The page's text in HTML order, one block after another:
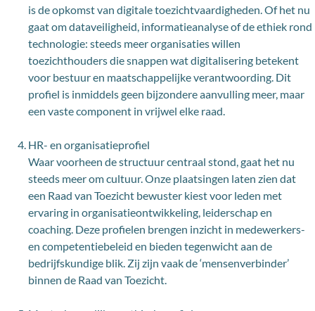
is de opkomst van digitale toezichtvaardigheden. Of het nu
gaat om dataveiligheid, informatieanalyse of de ethiek rond
technologie: steeds meer organisaties willen
toezichthouders die snappen wat digitalisering betekent
voor bestuur en maatschappelijke verantwoording. Dit
profiel is inmiddels geen bijzondere aanvulling meer, maar
een vaste component in vrijwel elke raad.
HR- en organisatieprofiel
Waar voorheen de structuur centraal stond, gaat het nu
steeds meer om cultuur. Onze plaatsingen laten zien dat
een Raad van Toezicht bewuster kiest voor leden met
ervaring in organisatieontwikkeling, leiderschap en
coaching. Deze profielen brengen inzicht in medewerkers-
en competentiebeleid en bieden tegenwicht aan de
bedrijfskundige blik. Zij zijn vaak de ‘mensenverbinder’
binnen de Raad van Toezicht.